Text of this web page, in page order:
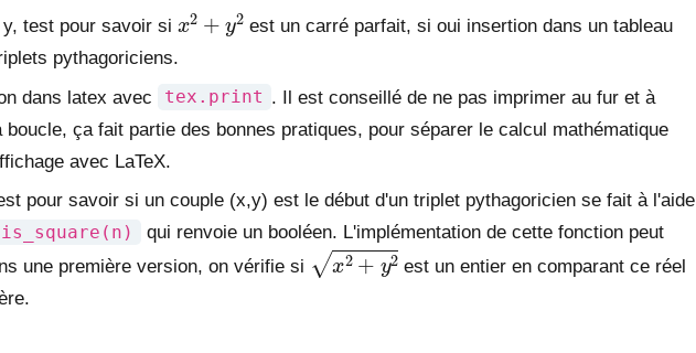
test pour savoir si
2 + 2
est un carré parfait, si oui insertion dans un tableau
pythagoriciens.
dans latex avec
tex.print . Il est conseillé de ne pas imprimer au fur et à
boucle, ça fait partie des bonnes pratiques, pour séparer le calcul mathématique
avec LaTeX.
pour savoir si un couple (x,y) est le début d'un triplet pythagoricien se fait à l'aide
is_square(n)
qui renvoie un booléen. L'implémentation de cette fonction peut
une première version, on vérifie si
2+y2
est un entier en comparant ce réel